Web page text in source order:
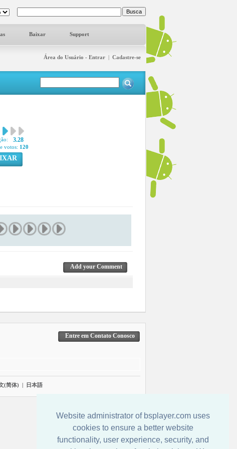
Website administrator of bsplayer.com uses
cookies to ensure a better website
functionality, user experience, security, and
Baixar Support
Área do Usuário - Entrar | Cadastre-se
3.28
votos: 120
Add your Comment
Entre em Contato Conosco
(简体) | 日本語